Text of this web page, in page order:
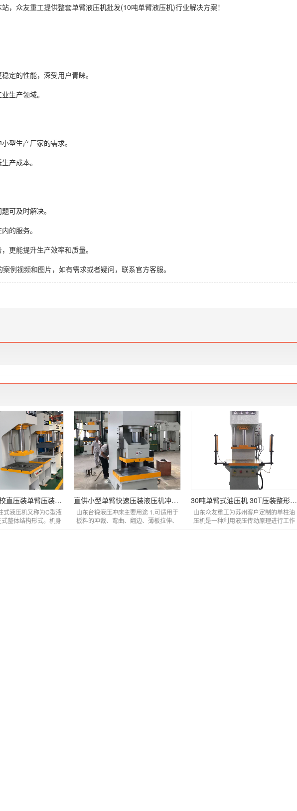
，众友重工提供整套单臂液压机批发(10吨单臂液压机)行业解决方案！
定的性能，深受用户青睐。
生产领域。
型生产厂家的需求。
产成本。
可及时解决。
的服务。
更能提升生产效率和质量。
例视频和图片，如有需求或者疑问，联系官方客服。
各类轴承精准校直压装单臂压装机 小型快速单柱
式液压机又称为C型液
整体结构形式。机身
直供小型单臂快速压装液压机冲床 单柱式轴承电
山东台锻液压冲床主要用途 1.可适用于
板料的冲裁、弯曲、翻边、薄板拉伸、
30吨单臂式油压机 30T压装整形单柱液压机
山东众友重工为苏州客户定制的单柱油
压机是一种利用液压传动原理进行工作